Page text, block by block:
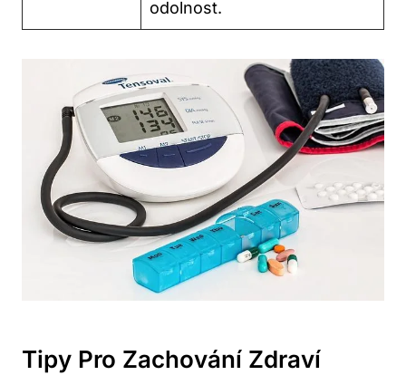
odolnost.
Tipy Pro Zachování Zdraví